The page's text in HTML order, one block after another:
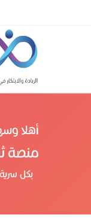
أهلا
منصة
بكل